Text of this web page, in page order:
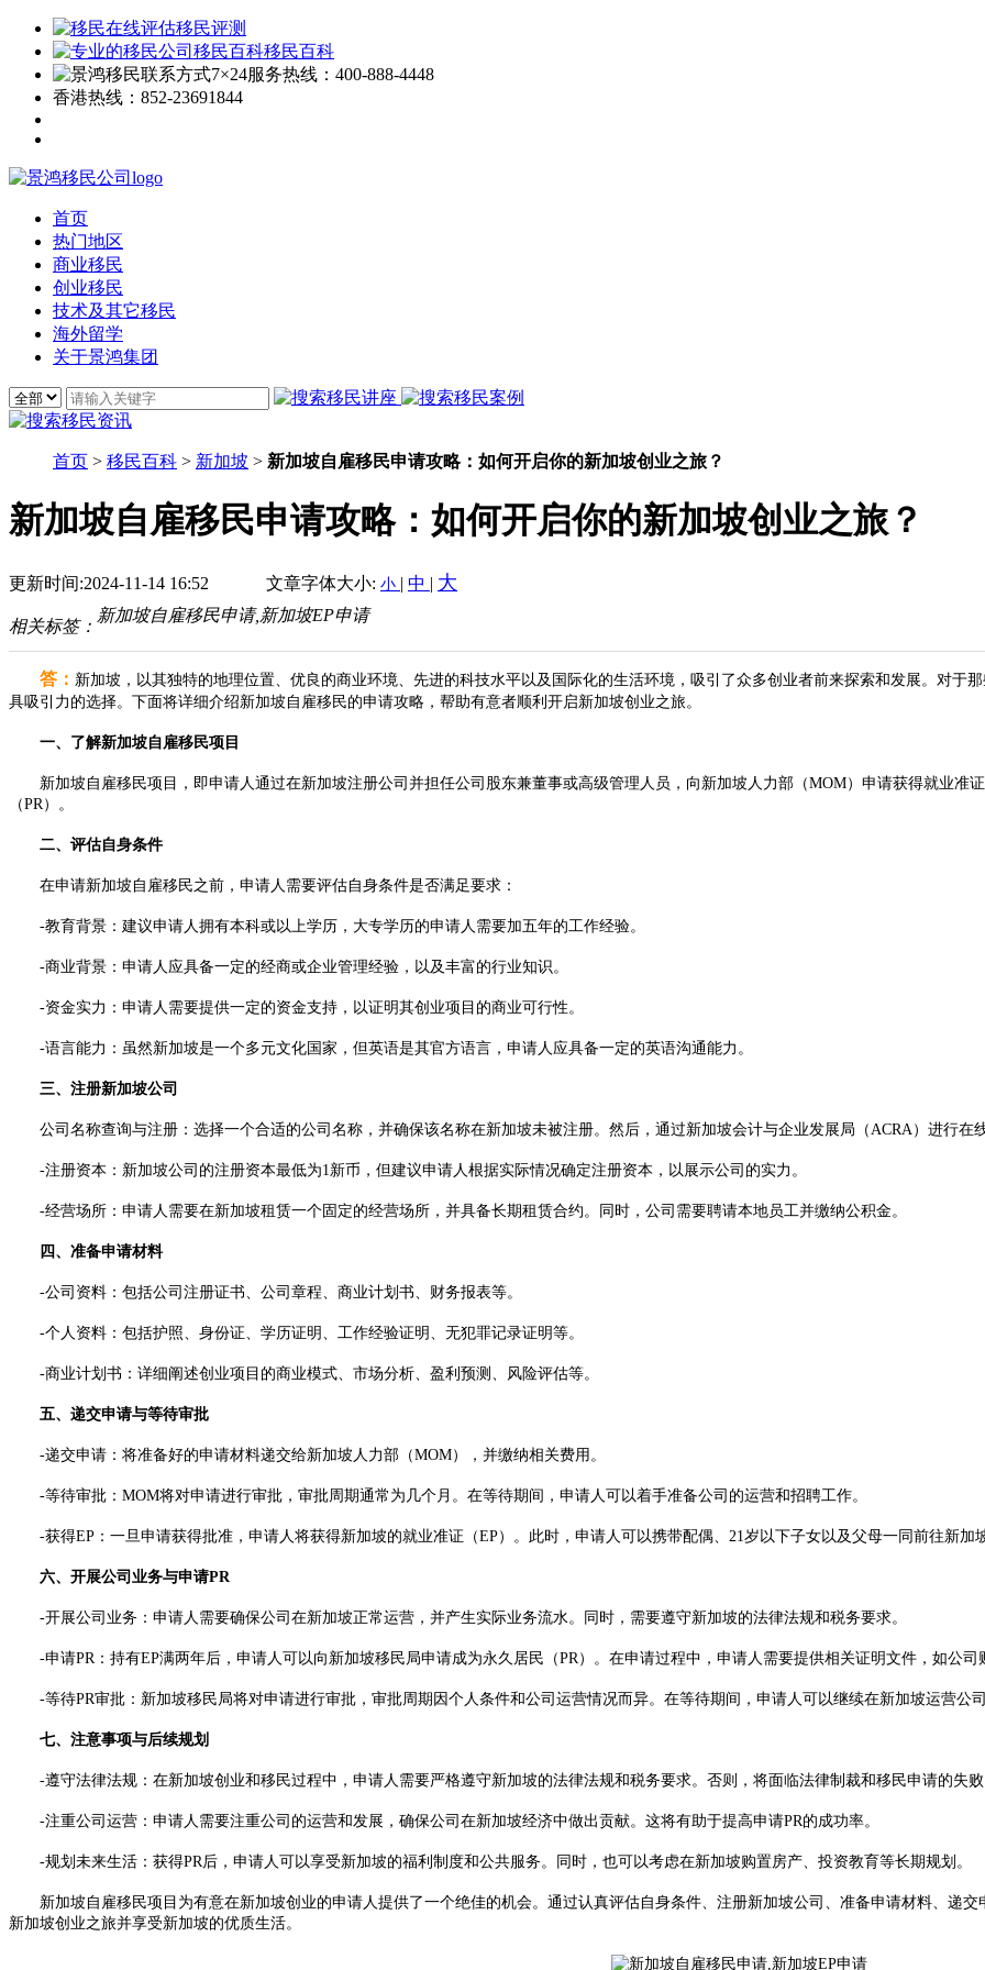
移民评测
移民百科
7×24服务热线： 400-888-4448
香港热线： 852-23691844
首页
热门地区
商业移民
创业移民
技术及其它移民
海外留学
关于景鸿集团
首页 > 移民百科 > 新加坡 > 新加坡自雇移民申请攻略：如何开启你的新加坡创业之旅？
新加坡自雇移民申请攻略：如何开启你的新加坡创业之旅？
更新时间:2024-11-14 16:52 文章字体大小: 小 | 中 | 大
相关标签：
新加坡自雇移民申请,新加坡EP申请
答： 新加坡，以其独特的地理位置、优良的商业环境、先进的科技水平以及国际化的生活环境，吸引了众多创业者前来探索和发展。对于
具吸引力的选择。下面将详细介绍新加坡自雇移民的申请攻略，帮助有意者顺利开启新加坡创业之旅。
一、了解新加坡自雇移民项目
新加坡自雇移民项目，即申请人通过在新加坡注册公司并担任公司股东兼董事或高级管理人员，向新加坡人力部（MOM）申请获得就业准
（PR）。
二、评估自身条件
在申请新加坡自雇移民之前，申请人需要评估自身条件是否满足要求：
-教育背景：建议申请人拥有本科或以上学历，大专学历的申请人需要加五年的工作经验。
-商业背景：申请人应具备一定的经商或企业管理经验，以及丰富的行业知识。
-资金实力：申请人需要提供一定的资金支持，以证明其创业项目的商业可行性。
-语言能力：虽然新加坡是一个多元文化国家，但英语是其官方语言，申请人应具备一定的英语沟通能力。
三、注册新加坡公司
公司名称查询与注册：选择一个合适的公司名称，并确保该名称在新加坡未被注册。然后，通过新加坡会计与企业发展局（ACRA）进行在
-注册资本：新加坡公司的注册资本最低为1新币，但建议申请人根据实际情况确定注册资本，以展示公司的实力。
-经营场所：申请人需要在新加坡租赁一个固定的经营场所，并具备长期租赁合约。同时，公司需要聘请本地员工并缴纳公积金。
四、准备申请材料
-公司资料：包括公司注册证书、公司章程、商业计划书、财务报表等。
-个人资料：包括护照、身份证、学历证明、工作经验证明、无犯罪记录证明等。
-商业计划书：详细阐述创业项目的商业模式、市场分析、盈利预测、风险评估等。
五、递交申请与等待审批
-递交申请：将准备好的申请材料递交给新加坡人力部（MOM），并缴纳相关费用。
-等待审批：MOM将对申请进行审批，审批周期通常为几个月。在等待期间，申请人可以着手准备公司的运营和招聘工作。
-获得EP：一旦申请获得批准，申请人将获得新加坡的就业准证（EP）。此时，申请人可以携带配偶、21岁以下子女以及父母一同前往新加
六、开展公司业务与申请PR
-开展公司业务：申请人需要确保公司在新加坡正常运营，并产生实际业务流水。同时，需要遵守新加坡的法律法规和税务要求。
-申请PR：持有EP满两年后，申请人可以向新加坡移民局申请成为永久居民（PR）。在申请过程中，申请人需要提供相关证明文件，如公司
-等待PR审批：新加坡移民局将对申请进行审批，审批周期因个人条件和公司运营情况而异。在等待期间，申请人可以继续在新加坡运营公
七、注意事项与后续规划
-遵守法律法规：在新加坡创业和移民过程中，申请人需要严格遵守新加坡的法律法规和税务要求。否则，将面临法律制裁和移民申请的失
-注重公司运营：申请人需要注重公司的运营和发展，确保公司在新加坡经济中做出贡献。这将有助于提高申请PR的成功率。
-规划未来生活：获得PR后，申请人可以享受新加坡的福利制度和公共服务。同时，也可以考虑在新加坡购置房产、投资教育等长期规划。
新加坡自雇移民项目为有意在新加坡创业的申请人提供了一个绝佳的机会。通过认真评估自身条件、注册新加坡公司、准备申请材料、递交
新加坡创业之旅并享受新加坡的优质生活。